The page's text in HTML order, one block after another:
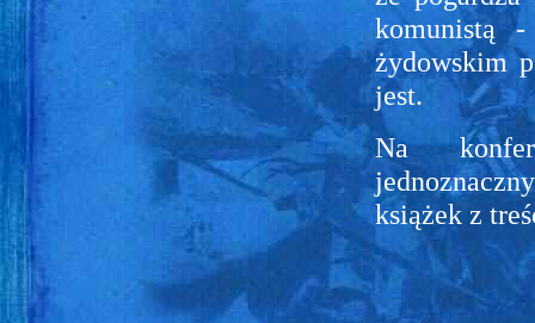
komunistą
żydowskim
jest.
Na
książek z